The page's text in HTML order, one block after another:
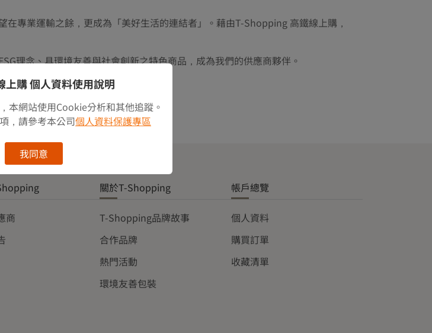
專業運輸之餘，更成為「美好生活的連結者」。藉由T-Shopping 高鐵線上購，
理念、具環境友善與社會創新之特色商品，成為我們的供應商夥伴。
商
關於T-Shopping
T-Shopping品牌故事
合作品牌
熱門活動
環境友善包裝
帳戶總覽
個人資料
購買訂單
收藏清單
上購 個人資料使用說明
本網站使用Cookie分析和其他追蹤。
，請參考本公司個人資料保護專區
我同意